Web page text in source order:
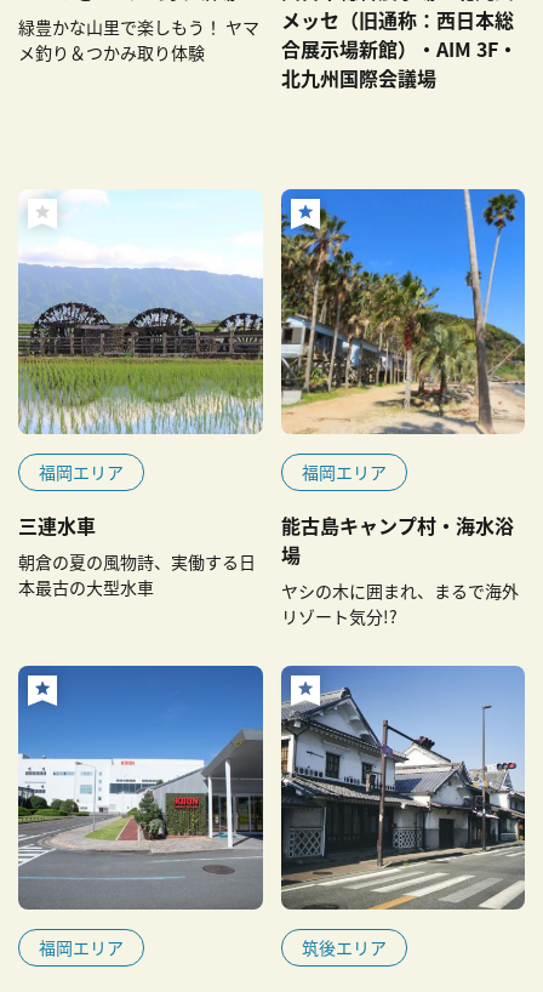
緑豊かな山里で楽しもう！ ヤマ
メ釣り＆つかみ取り体験
メッセ（旧通称：西日本総
合展示場新館）・AIM 3F・
北九州国際会議場
福岡エリア
三連水車
朝倉の夏の風物詩、実働する日
本最古の大型水車
福岡エリア
能古島キャンプ村・海水浴
場
ヤシの木に囲まれ、まるで海外
リゾート気分!?
福岡エリア 筑後エリア